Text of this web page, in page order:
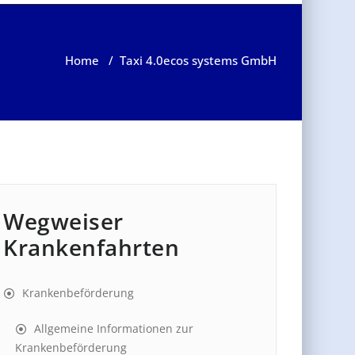
Home / Taxi 4.0ecos systems GmbH
Wegweiser
Krankenfahrten
Krankenbeförderung
Allgemeine Informationen zur
Krankenbeförderung